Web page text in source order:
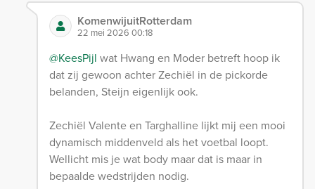
KomenwijuitRotterdam
22 mei 2026 00:18
@KeesPijl wat Hwang en Moder betreft hoop ik
dat zij gewoon achter Zechiël in de pickorde
belanden, Steijn eigenlijk ook.
Zechiël Valente en Targhalline lijkt mij een mooi
dynamisch middenveld als het voetbal loopt.
Wellicht mis je wat body maar dat is maar in
bepaalde wedstrijden nodig.